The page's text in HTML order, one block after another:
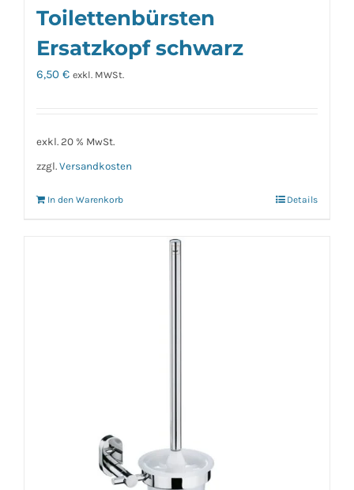
Toilettenbürsten
Ersatzkopf schwarz
6,50 € exkl. MWSt.
exkl. 20 % MwSt.
zzgl. Versandkosten
In den Warenkorb Details